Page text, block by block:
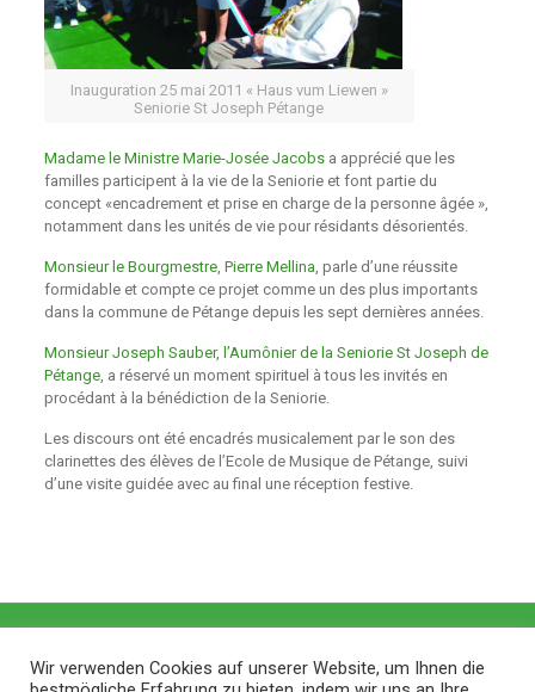
Inauguration 25 mai 2011 « Haus vum Liewen »
Seniorie St Joseph Pétange
Madame le Ministre Marie-Josée Jacobsa apprécié que les
familles participent à la vie de la Seniorie et font partie du
concept «encadrement et prise en charge de la personne âgée »,
notamment dans les unités de vie pour résidants désorientés.
Monsieur le Bourgmestre, Pierre Mellina, parle d’une réussite
formidable et compte ce projet comme un des plus importants
dans la commune de Pétange depuis les sept dernières années.
Monsieur Joseph Sauber, l’Aumônier de la Seniorie St Joseph de
Pétange, a réservé un moment spirituel à tous les invités en
procédant à la bénédiction de la Seniorie.
Les discours ont été encadrés musicalement par le son des
clarinettes des élèves de l’Ecole de Musique de Pétange, suivi
d’une visite guidée avec au final une réception festive.
Wir verwenden Cookies auf unserer Website, um Ihnen die